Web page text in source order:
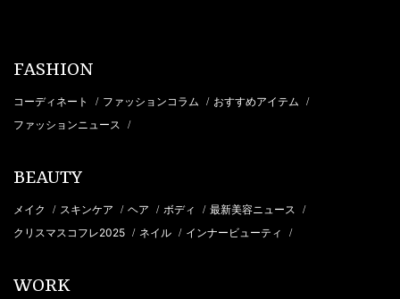
FASHION
コーディネート / ファッションコラム / おすすめアイテム /
ファッションニュース /
BEAUTY
メイク / スキンケア / ヘア / ボディ / 最新美容ニュース /
クリスマスコフレ2025 / ネイル / インナービューティ /
WORK